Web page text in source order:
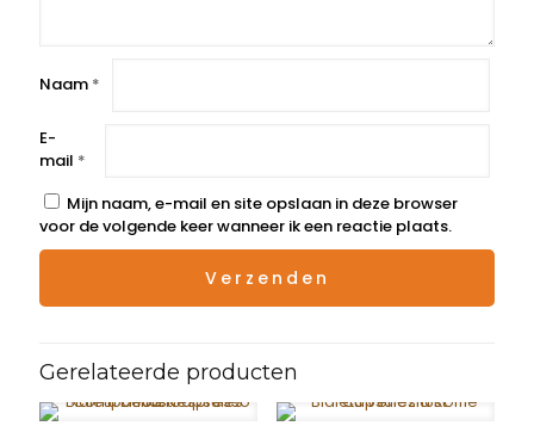
Naam *
E-
mail *
Mijn naam, e-mail en site opslaan in deze browser
voor de volgende keer wanneer ik een reactie plaats.
Gerelateerde producten